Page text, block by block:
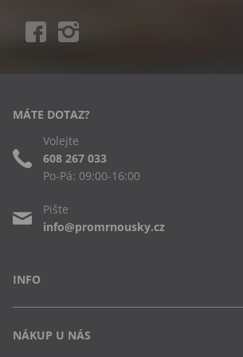
INFO
Často kladené dotazy
NÁKUP U NÁS
MÁTE DOTAZ?
Volejte
608 267 033
Po-Pá: 09:00-16:00
Pište
info@promrnousky.cz